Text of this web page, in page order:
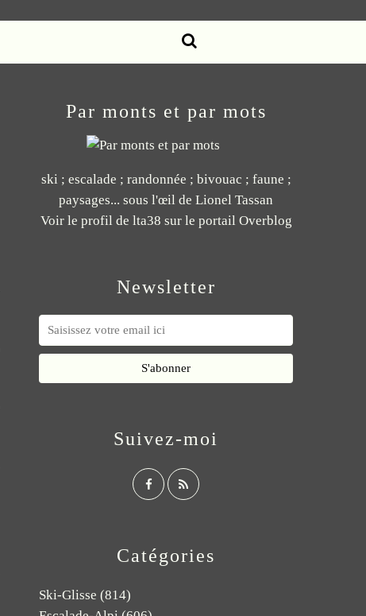
Newsletter
Catégories
Ski-Glisse (814)
Par monts et par mots
ski ; escalade ; randonnée ; bivouac ; faune ;
paysages... sous l'œil de Lionel Tassan
Voir le profil de lta38 sur le portail Overblog
Suivez-moi